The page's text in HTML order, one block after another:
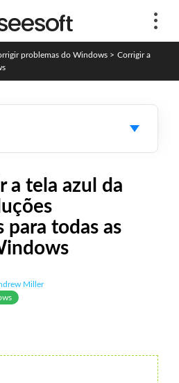
problemas do Windows > Corrigir a
a tela azul da
para todas as
Miller